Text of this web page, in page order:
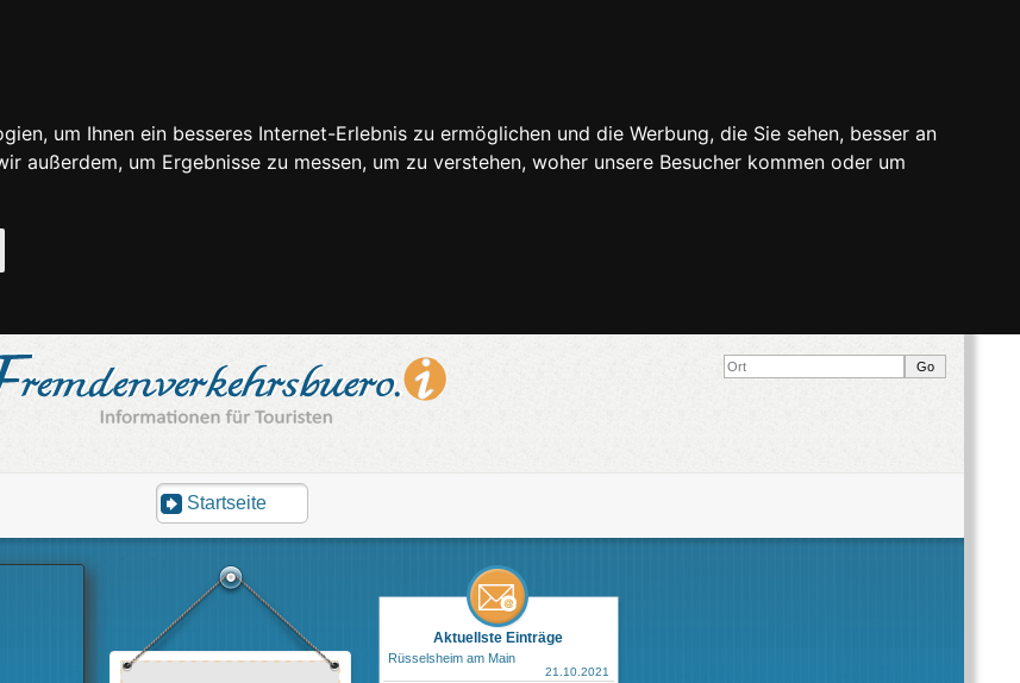
um Ihnen ein besseres Internet-Erlebnis zu ermöglichen und die Werbung, die Sie sehen, besser an
außerdem, um Ergebnisse zu messen, um zu verstehen, woher unsere Besucher kommen oder um
Startseite
Aktuellste Einträge
Rüsselsheim am Main
21.10.2021